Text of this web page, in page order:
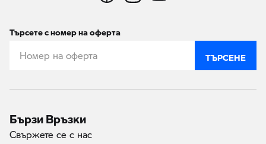
Търсете с номер на оферта
ТЪРСЕНЕ
Бързи Връзки
Свържете се с нас